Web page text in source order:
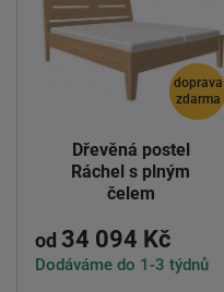
doprava
zdarma
Dřevěná postel
Ráchel s plným
čelem
od 34 094 Kč
Dodáváme do 1-3 týdnů